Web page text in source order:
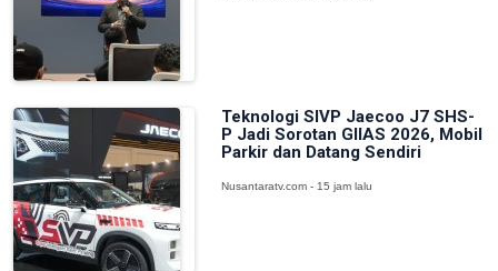
Teknologi SIVP Jaecoo J7 SHS-
P Jadi Sorotan GIIAS 2026, Mobil
Parkir dan Datang Sendiri
Nusantaratv.com - 15 jam lalu